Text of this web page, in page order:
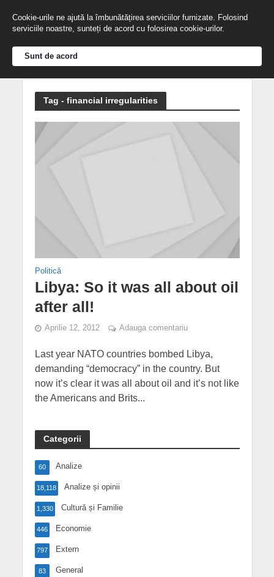
Tag - financial irregularities
Politică
Libya: So it was all about oil
after all!
Aprilie 12, 2012 Adauga comentariu
Last year NATO countries bombed Libya,
demanding “democracy” in the country. But
now it’s clear it was all about oil and it’s not like
the Americans and Brits...
Categorii
Analize
60
Analize și opinii
18,118
Cultură și Familie
1,330
Economie
446
Extern
797
General
83
Cookie-urile ne ajută la îmbunătățirea serviciilor furnizate. Folosind
serviciile noastre, sunteți de acord cu folosirea cookie-urilor.
Sunt de acord